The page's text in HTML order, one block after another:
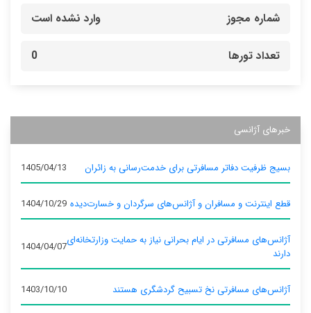
شماره مجوز وارد نشده است
تعداد تورها 0
خبرهای آژانسی
بسیج ظرفیت دفاتر مسافرتی برای خدمت‌رسانی به زائران 1405/04/13
قطع اینترنت و مسافران و آژانس‌های سرگردان و خسارت‌دیده 1404/10/29
آژانس‌های مسافرتی در ایام بحرانی نیاز به حمایت وزارتخانه‌ای
دارند
1404/04/07
آژانس‌های مسافرتی نخ تسبیح گردشگری هستند 1403/10/10